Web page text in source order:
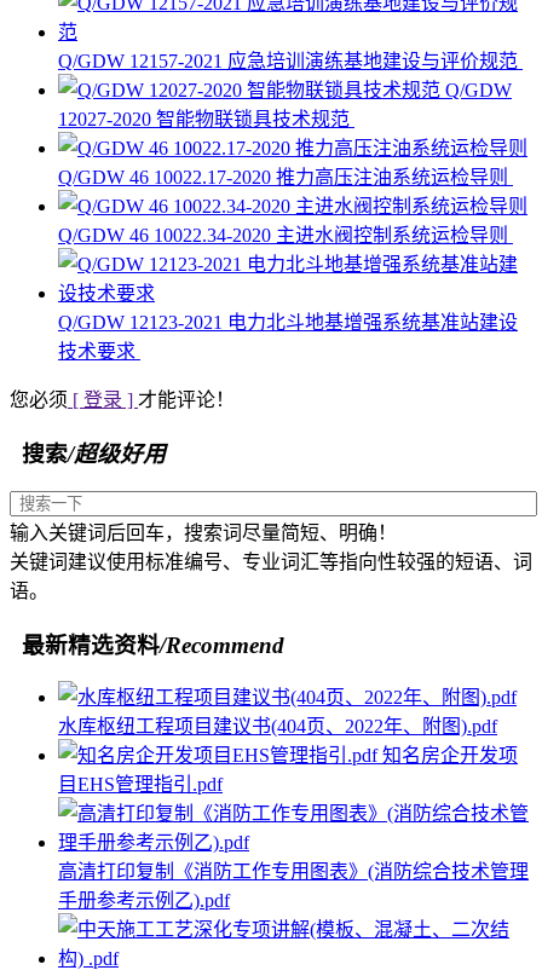
Q/GDW 12157-2021 应急培训演练基地建设与评价规范
Q/GDW
12027-2020 智能物联锁具技术规范
Q/GDW 46 10022.17-2020 推力高压注油系统运检导则
Q/GDW 46 10022.34-2020 主进水阀控制系统运检导则
Q/GDW 12123-2021 电力北斗地基增强系统基准站建设
技术要求
您必须 [ 登录 ] 才能评论！
搜索/超级好用
输入关键词后回车，搜索词尽量简短、明确！
关键词建议使用标准编号、专业词汇等指向性较强的短语、词
语。
最新精选资料/Recommend
水库枢纽工程项目建议书(404页、2022年、附图).pdf
知名房企开发项
目EHS管理指引.pdf
高清打印复制《消防工作专用图表》(消防综合技术管理
手册参考示例乙).pdf